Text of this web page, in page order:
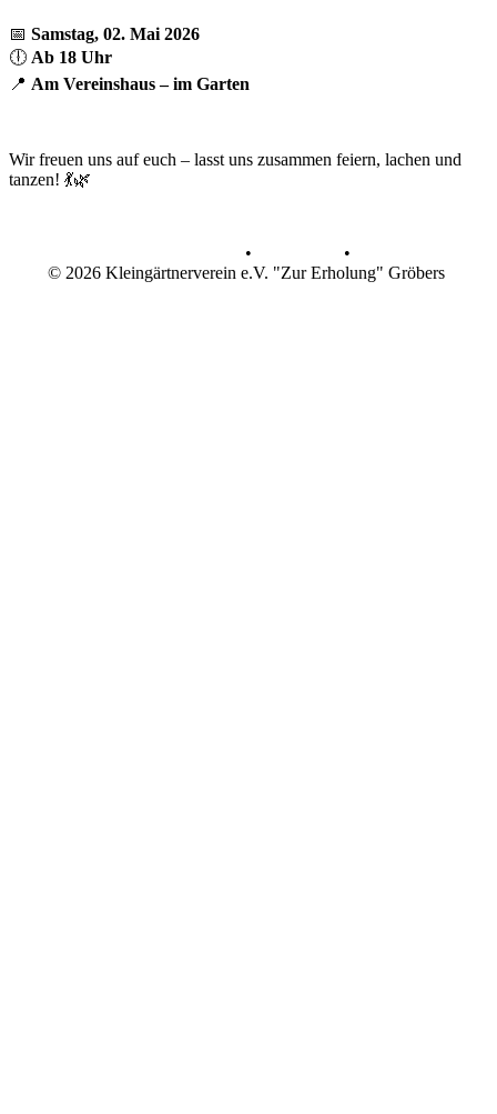
📅 Samstag, 02. Mai 2026
🕕 Ab 18 Uhr
📍 Am Vereinshaus – im Garten
Wir freuen uns auf euch – lasst uns zusammen feiern, lachen und
tanzen! 💃🌿
•
•
© 2026 Kleingärtnerverein e.V. "Zur Erholung" Gröbers